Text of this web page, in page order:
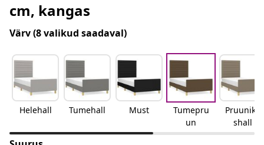
cm, kangas
Värv(8 valikud saadaval)
Helehall Tumehall Must
Tumepru
un
Pruunika
shall